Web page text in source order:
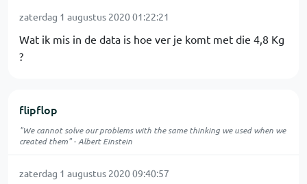
zaterdag 1 augustus 2020 01:22:21
Wat ik mis in de data is hoe ver je komt met die 4,8 Kg
?
flipflop
"We cannot solve our problems with the same thinking we used when we
created them" - Albert Einstein
zaterdag 1 augustus 2020 09:40:57